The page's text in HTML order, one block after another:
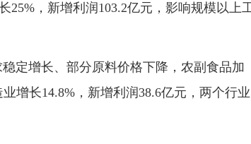
25%，新增利润103.2亿元，影响规模以上
增长、部分原料价格下降，农副食品加
增长14.8%，新增利润38.6亿元，两个行业